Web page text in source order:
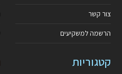
צור קשר
הרשמה למשקיעים
קטגוריות